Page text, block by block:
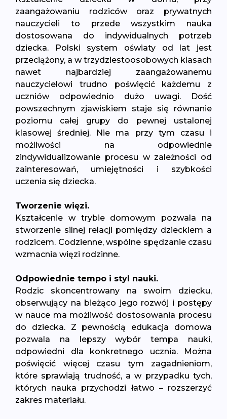
zaangażowaniu rodziców oraz prywatnych
nauczycieli to przede wszystkim nauka
dostosowana do indywidualnych potrzeb
dziecka. Polski system oświaty od lat jest
przeciążony, a w trzydziestoosobowych klasach
nawet najbardziej zaangażowanemu
nauczycielowi trudno poświęcić każdemu z
uczniów odpowiednio dużo uwagi. Dość
powszechnym zjawiskiem staje się równanie
poziomu całej grupy do pewnej ustalonej
klasowej średniej. Nie ma przy tym czasu i
możliwości na odpowiednie
zindywidualizowanie procesu w zależności od
zainteresowań, umiejętności i szybkości
uczenia się dziecka.
Tworzenie więzi.
Kształcenie w trybie domowym pozwala na
stworzenie silnej relacji pomiędzy dzieckiem a
rodzicem. Codzienne, wspólne spędzanie czasu
wzmacnia więzi rodzinne.
Odpowiednie tempo i styl nauki.
Rodzic skoncentrowany na swoim dziecku,
obserwujący na bieżąco jego rozwój i postępy
w nauce ma możliwość dostosowania procesu
do dziecka. Z pewnością edukacja domowa
pozwala na lepszy wybór tempa nauki,
odpowiedni dla konkretnego ucznia. Można
poświęcić więcej czasu tym zagadnieniom,
które sprawiają trudność, a w przypadku tych,
których nauka przychodzi łatwo – rozszerzyć
zakres materiału.